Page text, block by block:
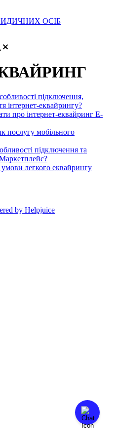
ОСІБ
підключення,
інтернет-еквайрингу?
про інтернет-еквайринг E-
мобільного
підключення та
легкого еквайрингу
by Helpjuice